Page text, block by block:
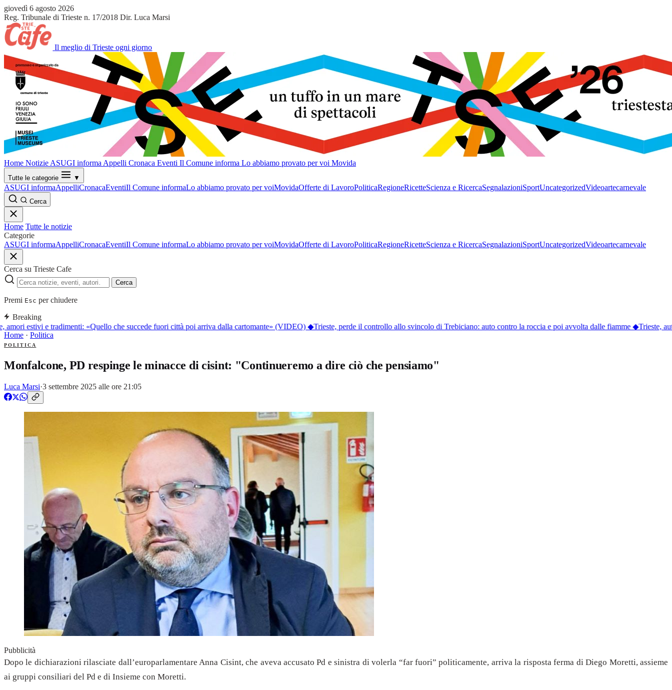
giovedì 6 agosto 2026
Reg. Tribunale di Trieste n. 17/2018 Dir. Luca Marsi
Il meglio di Trieste ogni giorno
Home Notizie ASUGI informa Appelli Cronaca Eventi Il Comune informa Lo abbiamo provato per voi Movida
Tutte le categorie ▼
ASUGI informaAppelliCronacaEventiIl Comune informaLo abbiamo provato per voiMovidaOfferte di LavoroPoliticaRegioneRicetteScienza e RicercaSegnalazioniSportUncategorizedVideoartecarnevale
Cerca
Home Tutte le notizie
Categorie
ASUGI informaAppelliCronacaEventiIl Comune informaLo abbiamo provato per voiMovidaOfferte di LavoroPoliticaRegioneRicetteScienza e RicercaSegnalazioniSportUncategorizedVideoartecarnevale
Cerca su Trieste Cafe
Cerca
Premi Esc per chiudere
Breaking
amori estivi e tradimenti: «Quello che succede fuori città poi arriva dalla cartomante» (VIDEO)◆Trieste, perde il controllo allo svincolo di Trebiciano: auto contro la roccia e poi avvolta dalle fiamme◆Trieste,
Home · Politica
POLITICA
Monfalcone, PD respinge le minacce di cisint: "Continueremo a dire ciò che pensiamo"
Luca Marsi·3 settembre 2025 alle ore 21:05
Pubblicità
Dopo le dichiarazioni rilasciate dall’europarlamentare Anna Cisint, che aveva accusato Pd e sinistra di volerla “far fuori” politicamente, arriva la risposta ferma di Diego Moretti, assieme
ai gruppi consiliari del Pd e di Insieme con Moretti.